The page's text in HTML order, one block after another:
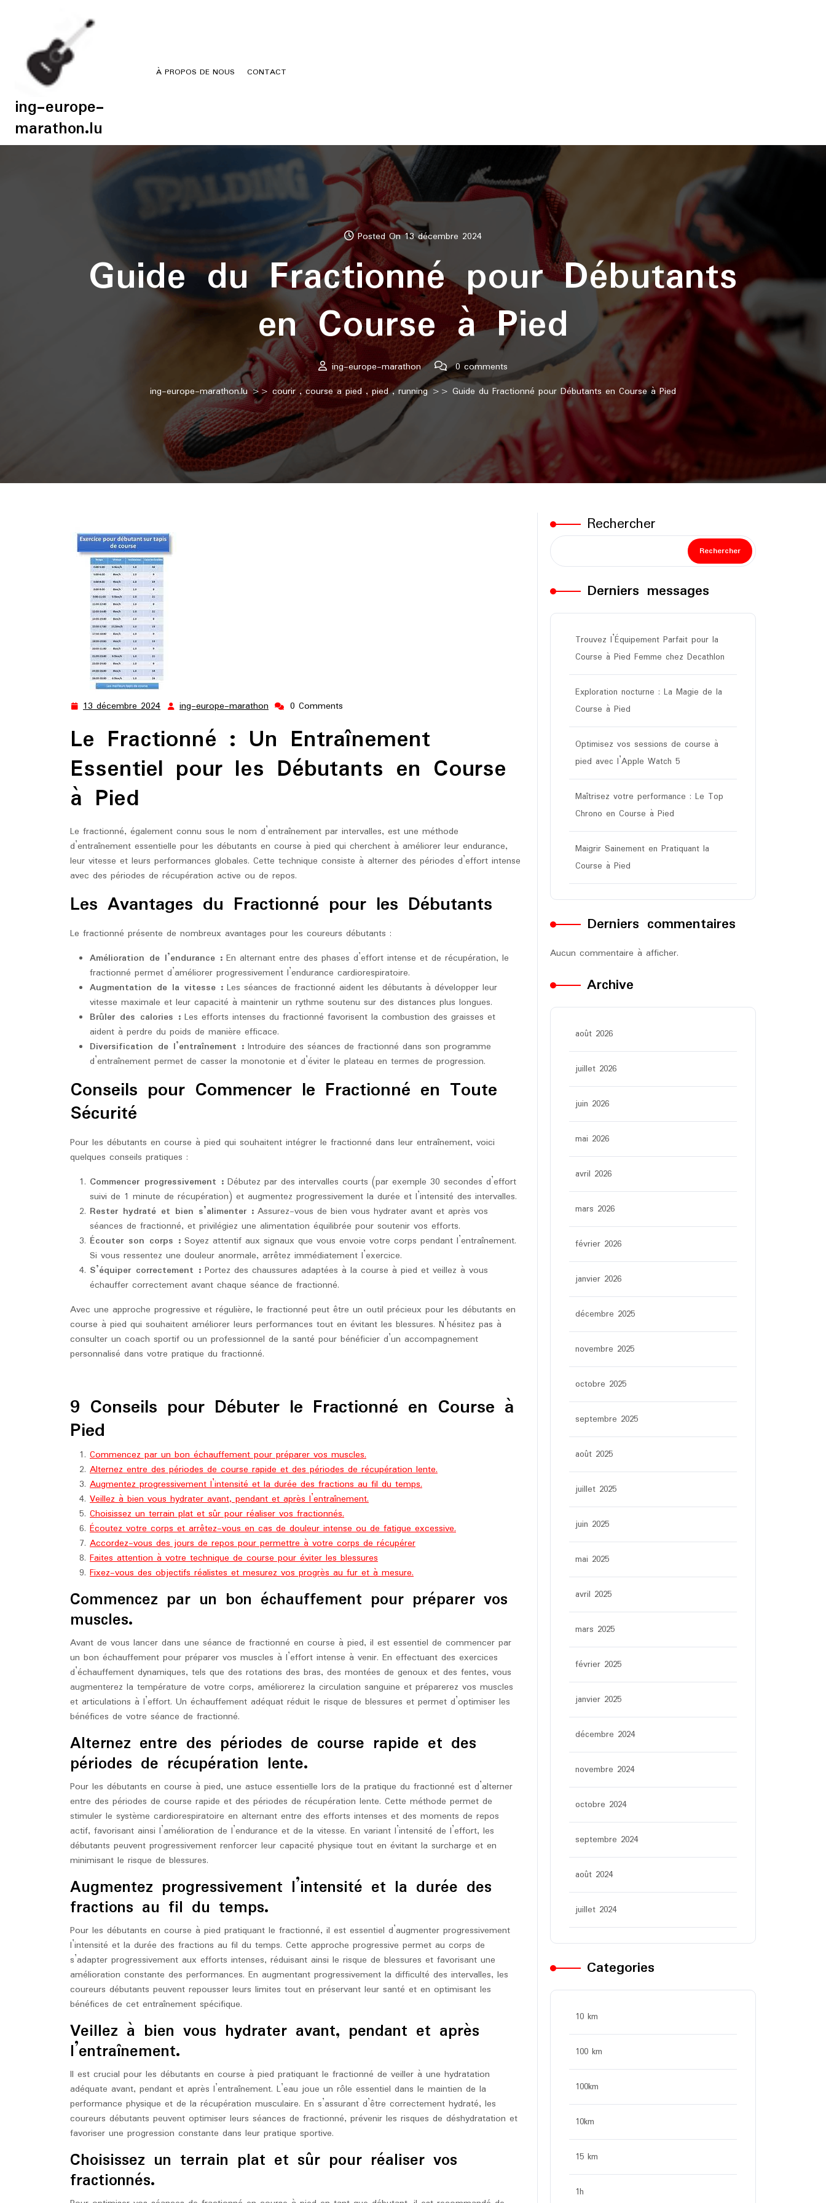
ing-europe-
marathon.lu
À PROPOS DE NOUS CONTACT
Posted On 13 décembre 2024
Guide du Fractionné pour Débutants
en Course à Pied
ing-europe-marathon
0 comments
ing-europe-marathon.lu>> courir,course a pied , pied,running>> Guide du Fractionné pour Débutants en Course à Pied
13 décembre 2024 13
2024
ing-europe-marathon ing-
marathon
0 Comments
Le Fractionné : Un Entraînement
Essentiel pour les Débutants en Course
à Pied
Le fractionné, également connu sous le nom d’entraînement par intervalles, est une méthode
d’entraînement essentielle pour les débutants en course à pied qui cherchent à améliorer leur endurance,
leur vitesse et leurs performances globales. Cette technique consiste à alterner des périodes d’effort intense
avec des périodes de récupération active ou de repos.
Les Avantages du Fractionné pour les Débutants
Le fractionné présente de nombreux avantages pour les coureurs débutants :
Amélioration de l’endurance : En alternant entre des phases d’effort intense et de récupération, le
fractionné permet d’améliorer progressivement l’endurance cardiorespiratoire.
Augmentation de la vitesse : Les séances de fractionné aident les débutants à développer leur
vitesse maximale et leur capacité à maintenir un rythme soutenu sur des distances plus longues.
Brûler des calories : Les efforts intenses du fractionné favorisent la combustion des graisses et
aident à perdre du poids de manière efficace.
Diversification de l’entraînement : Introduire des séances de fractionné dans son programme
d’entraînement permet de casser la monotonie et d’éviter le plateau en termes de progression.
Conseils pour Commencer le Fractionné en Toute
Sécurité
Pour les débutants en course à pied qui souhaitent intégrer le fractionné dans leur entraînement, voici
quelques conseils pratiques :
Commencer progressivement : Débutez par des intervalles courts (par exemple 30 secondes d’effort
suivi de 1 minute de récupération) et augmentez progressivement la durée et l’intensité des intervalles.
Rester hydraté et bien s’alimenter : Assurez-vous de bien vous hydrater avant et après vos
séances de fractionné, et privilégiez une alimentation équilibrée pour soutenir vos efforts.
Écouter son corps : Soyez attentif aux signaux que vous envoie votre corps pendant l’entraînement.
Si vous ressentez une douleur anormale, arrêtez immédiatement l’exercice.
S’équiper correctement : Portez des chaussures adaptées à la course à pied et veillez à vous
échauffer correctement avant chaque séance de fractionné.
Avec une approche progressive et régulière, le fractionné peut être un outil précieux pour les débutants en
course à pied qui souhaitent améliorer leurs performances tout en évitant les blessures. N’hésitez pas à
consulter un coach sportif ou un professionnel de la santé pour bénéficier d’un accompagnement
personnalisé dans votre pratique du fractionné.
9 Conseils pour Débuter le Fractionné en Course à
Pied
Commencez par un bon échauffement pour préparer vos muscles.
Alternez entre des périodes de course rapide et des périodes de récupération lente.
Augmentez progressivement l’intensité et la durée des fractions au fil du temps.
Veillez à bien vous hydrater avant, pendant et après l’entraînement.
Choisissez un terrain plat et sûr pour réaliser vos fractionnés.
Écoutez votre corps et arrêtez-vous en cas de douleur intense ou de fatigue excessive.
Accordez-vous des jours de repos pour permettre à votre corps de récupérer
Faites attention à votre technique de course pour éviter les blessures
Fixez-vous des objectifs réalistes et mesurez vos progrès au fur et à mesure.
Commencez par un bon échauffement pour préparer vos
muscles.
Avant de vous lancer dans une séance de fractionné en course à pied, il est essentiel de commencer par
un bon échauffement pour préparer vos muscles à l’effort intense à venir. En effectuant des exercices
d’échauffement dynamiques, tels que des rotations des bras, des montées de genoux et des fentes, vous
augmenterez la température de votre corps, améliorerez la circulation sanguine et préparerez vos muscles
et articulations à l’effort. Un échauffement adéquat réduit le risque de blessures et permet d’optimiser les
bénéfices de votre séance de fractionné.
Alternez entre des périodes de course rapide et des
périodes de récupération lente.
Pour les débutants en course à pied, une astuce essentielle lors de la pratique du fractionné est d’alterner
entre des périodes de course rapide et des périodes de récupération lente. Cette méthode permet de
stimuler le système cardiorespiratoire en alternant entre des efforts intenses et des moments de repos
actif, favorisant ainsi l’amélioration de l’endurance et de la vitesse. En variant l’intensité de l’effort, les
débutants peuvent progressivement renforcer leur capacité physique tout en évitant la surcharge et en
minimisant le risque de blessures.
Augmentez progressivement l’intensité et la durée des
fractions au fil du temps.
Pour les débutants en course à pied pratiquant le fractionné, il est essentiel d’augmenter progressivement
l’intensité et la durée des fractions au fil du temps. Cette approche progressive permet au corps de
s’adapter progressivement aux efforts intenses, réduisant ainsi le risque de blessures et favorisant une
amélioration constante des performances. En augmentant progressivement la difficulté des intervalles, les
coureurs débutants peuvent repousser leurs limites tout en préservant leur santé et en optimisant les
bénéfices de cet entraînement spécifique.
Veillez à bien vous hydrater avant, pendant et après
l’entraînement.
Il est crucial pour les débutants en course à pied pratiquant le fractionné de veiller à une hydratation
adéquate avant, pendant et après l’entraînement. L’eau joue un rôle essentiel dans le maintien de la
performance physique et de la récupération musculaire. En s’assurant d’être correctement hydraté, les
coureurs débutants peuvent optimiser leurs séances de fractionné, prévenir les risques de déshydratation et
favoriser une progression constante dans leur pratique sportive.
Choisissez un terrain plat et sûr pour réaliser vos
fractionnés.
Rechercher
Rechercher
Derniers messages
Trouvez l’Équipement Parfait pour la
Course à Pied Femme chez Decathlon
Exploration nocturne : La Magie de la
Course à Pied
Optimisez vos sessions de course à
pied avec l’Apple Watch 5
Maîtrisez votre performance : Le Top
Chrono en Course à Pied
Maigrir Sainement en Pratiquant la
Course à Pied
Derniers commentaires
Aucun commentaire à afficher.
Archive
août 2026
juillet 2026
juin 2026
mai 2026
avril 2026
mars 2026
février 2026
janvier 2026
décembre 2025
novembre 2025
octobre 2025
septembre 2025
août 2025
juillet 2025
juin 2025
mai 2025
avril 2025
mars 2025
février 2025
janvier 2025
décembre 2024
novembre 2024
octobre 2024
septembre 2024
août 2024
juillet 2024
Categories
10 km
100 km
100km
10km
15 km
1h